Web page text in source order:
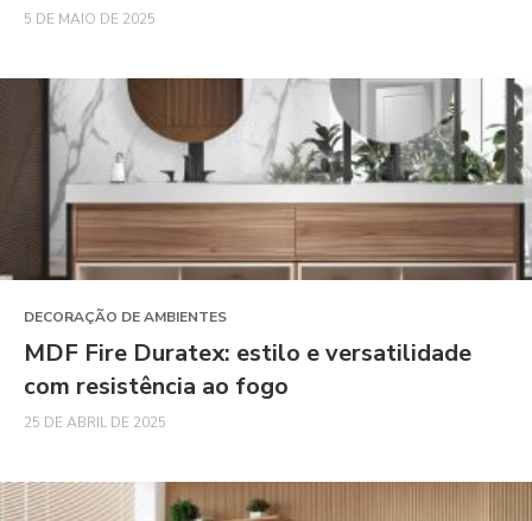
5 DE MAIO DE 2025
DECORAÇÃO DE AMBIENTES
MDF Fire Duratex: estilo e versatilidade
com resistência ao fogo
25 DE ABRIL DE 2025